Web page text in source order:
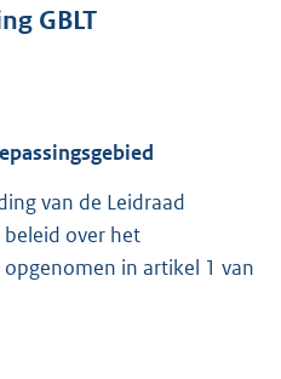
r
:
,
8
M
GBLT
van de Leidraad
beleid over het
in artikel 1 van